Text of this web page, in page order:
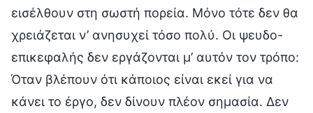
εισέλθουν στη σωστή πορεία. Μόνο τότε δεν θα
χρειάζεται ν’ ανησυχεί τόσο πολύ. Οι ψευδο-
επικεφαλής δεν εργάζονται μ’ αυτόν τον τρόπο:
Όταν βλέπουν ότι κάποιος είναι εκεί για να
κάνει το έργο, δεν δίνουν πλέον σημασία. Δεν